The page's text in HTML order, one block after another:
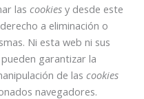
las cookiesy desde este
a eliminación o
Ni esta web ni sus
garantizar la
de las cookies
navegadores.